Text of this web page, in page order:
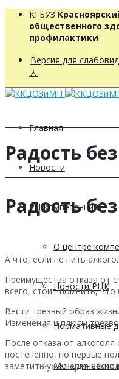
КГБУЗ
общественного
профилактики
Версия для
人
Главная
Новости
РЦ компетенций
О центре
Новости РЦК
Нормативные
Методические
Радость
Радость
А что, если не пить
Преимущества отказа от
всего, стоит помнить,
Вести трезвый образ
Изменения и плюсы
После отказа от алкоголя
постепенно, но первые
заметить уже через